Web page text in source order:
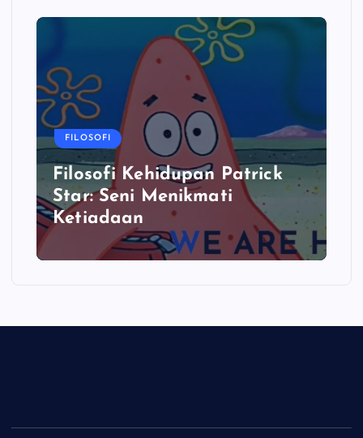
FILOSOFI
Filosofi Kehidupan Patrick
Star: Seni Menikmati
Ketiadaan